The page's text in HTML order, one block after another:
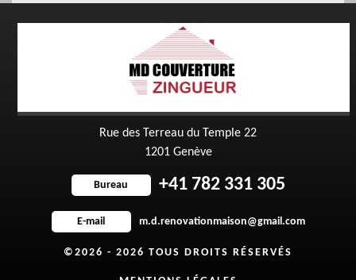
Rue des Terreau du Temple 22
1201 Genève
Bureau +41 782 331 305
E-mail m.d.renovationmaison@gmail.com
©2026 - 2026 TOUS DROITS RÉSERVÉS